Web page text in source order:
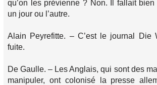
qu’on les prévienne ? Non. Il fallait
un jour ou l’autre.
Alain Peyrefitte. – C’est le journal Die
fuite.
De Gaulle. – Les Anglais, qui sont des
manipuler, ont colonisé la presse